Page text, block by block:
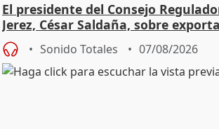
El presidente del Consejo
Jerez, César Saldaña, sobre
Sonido Totales 07/08/2026